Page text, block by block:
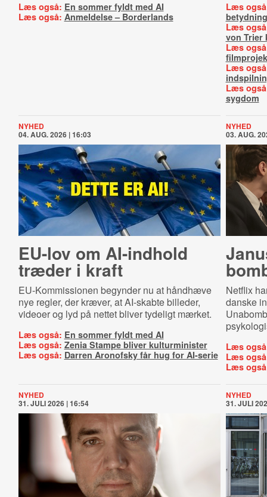
Læs også: En sommer fyldt med AI
Læs også: Anmeldelse – Borderlands
Læs
Læs
von Trier
Læs
Læs
Læs
sygdom
NYHED
04. AUG. 2026 | 16:03
EU-lov om AI-indhold
træder i kraft
EU-Kommissionen begynder nu at håndhæve
nye regler, der kræver, at AI-skabte billeder,
videoer og lyd på nettet bliver tydeligt mærket.
Læs også: En sommer fyldt med AI
Læs også: Zenia Stampe bliver kulturminister
Læs også: Darren Aronofsky får hug for AI-serie
NYHED
03. AUG.
Netflix
danske
Læs
Læs
Læs
NYHED
31. JULI 2026 | 16:54
NYHED
31. JULI